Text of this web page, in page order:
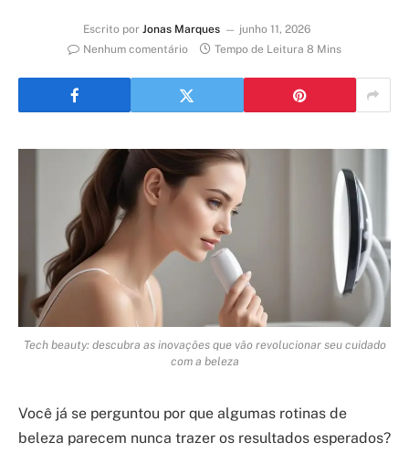
Escrito por Jonas Marques
junho 11, 2026
Nenhum comentário
Tempo de Leitura 8 Mins
Tech beauty: descubra as inovações que vão revolucionar seu cuidado
com a beleza
Você já se perguntou por que algumas rotinas de
beleza parecem nunca trazer os resultados esperados?